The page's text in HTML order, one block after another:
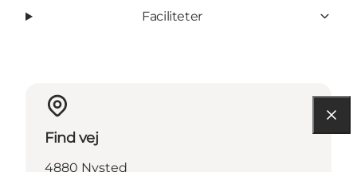
Faciliteter
Find vej
4880 Nysted